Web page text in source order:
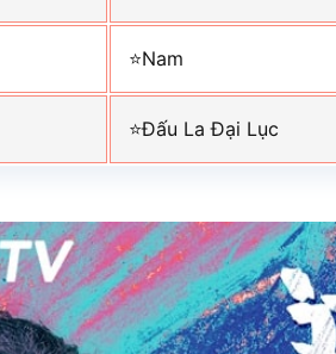
⭐Nam
⭐Đấu La Đại Lục